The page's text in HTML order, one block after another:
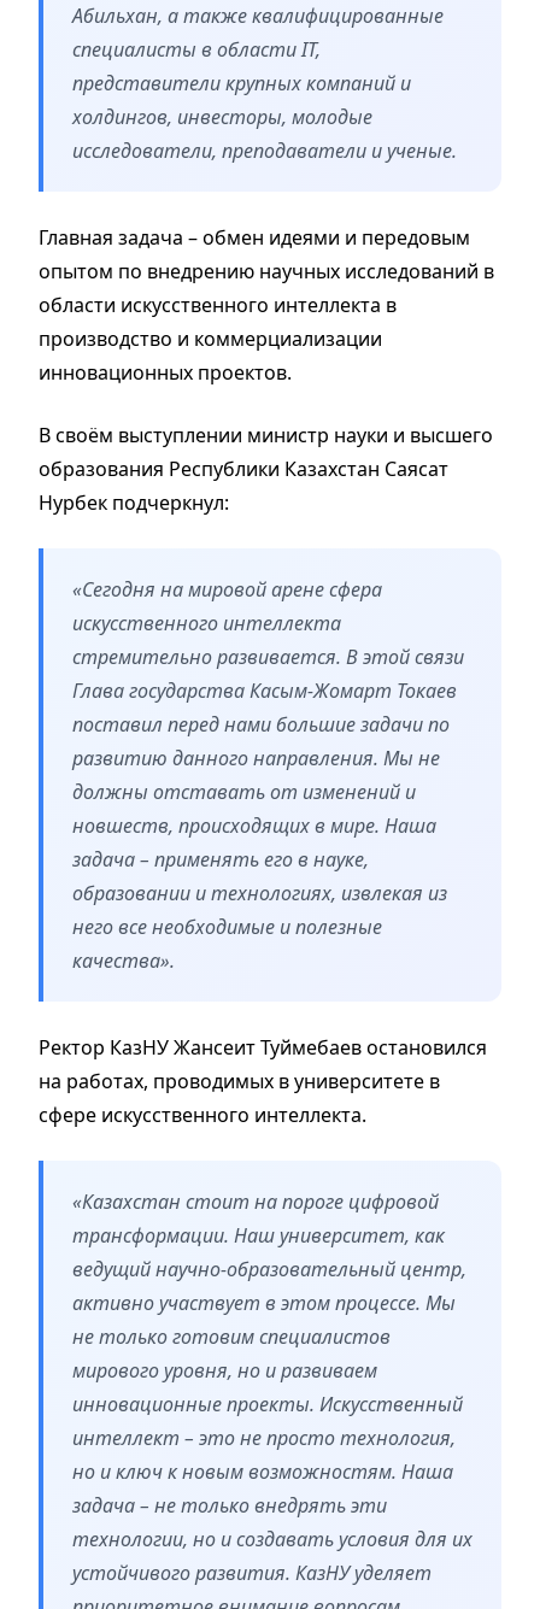
Абильхан, а также квалифицированные
специалисты в области IT,
представители крупных компаний и
холдингов, инвесторы, молодые
исследователи, преподаватели и ученые.
Главная задача – обмен идеями и передовым
опытом по внедрению научных исследований в
области искусственного интеллекта в
производство и коммерциализации
инновационных проектов.
В своём выступлении министр науки и высшего
образования Республики Казахстан Саясат
Нурбек подчеркнул:
«Сегодня на мировой арене сфера
искусственного интеллекта
стремительно развивается. В этой связи
Глава государства Касым-Жомарт Токаев
поставил перед нами большие задачи по
развитию данного направления. Мы не
должны отставать от изменений и
новшеств, происходящих в мире. Наша
задача – применять его в науке,
образовании и технологиях, извлекая из
него все необходимые и полезные
качества».
Ректор КазНУ Жансеит Туймебаев остановился
на работах, проводимых в университете в
сфере искусственного интеллекта.
«Казахстан стоит на пороге цифровой
трансформации. Наш университет, как
ведущий научно-образовательный центр,
активно участвует в этом процессе. Мы
не только готовим специалистов
мирового уровня, но и развиваем
инновационные проекты. Искусственный
интеллект – это не просто технология,
но и ключ к новым возможностям. Наша
задача – не только внедрять эти
технологии, но и создавать условия для их
устойчивого развития. КазНУ уделяет